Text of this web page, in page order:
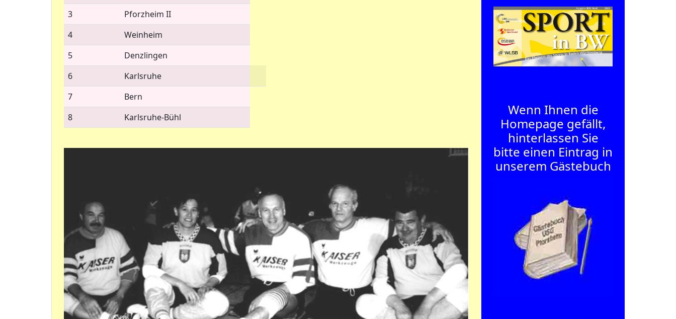
3
Pforzheim II
4
Weinheim
5
Denzlingen
6
Karlsruhe
7
Bern
8
Karlsruhe-Bühl
Wenn Ihnen die
Homepage gefällt,
hinterlassen Sie
bitte einen Eintrag in
unserem Gästebuch